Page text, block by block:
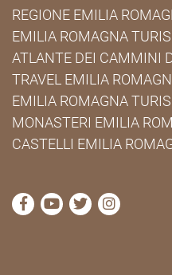
REGIONE EMILIA
EMILIA ROMAGNA
ATLANTE DEI CAMMINI
TRAVEL EMILIA
EMILIA ROMAGNA
MONASTERI EMILIA
CASTELLI EMILIA
visita la pagina
visita la pagina
visita lavisita la